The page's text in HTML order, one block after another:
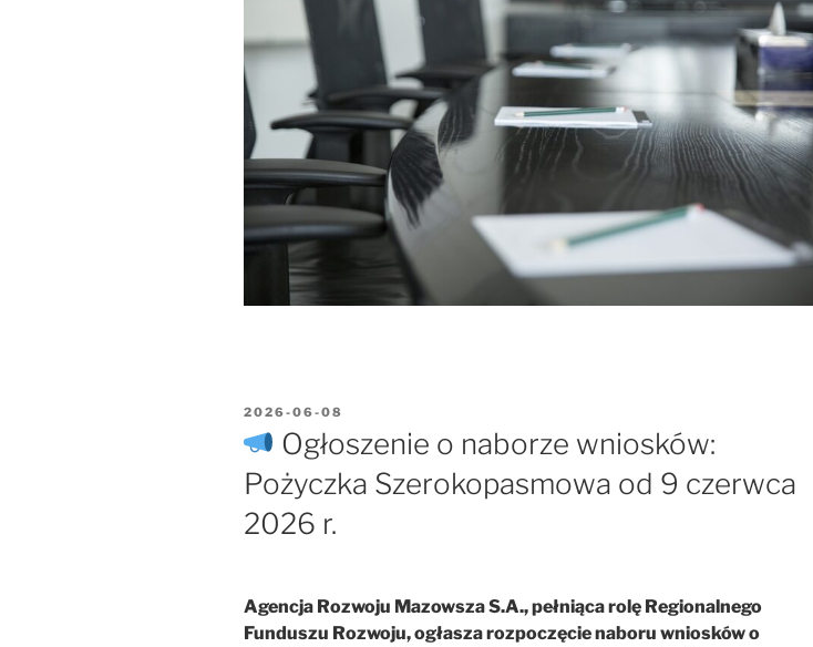
OPUBLIKOWANE
2026-06-08
Ogłoszenie o naborze wniosków:
Pożyczka Szerokopasmowa od 9 czerwca
2026 r.
Agencja Rozwoju Mazowsza S.A., pełniąca rolę Regionalnego
Funduszu Rozwoju, ogłasza rozpoczęcie naboru wniosków o